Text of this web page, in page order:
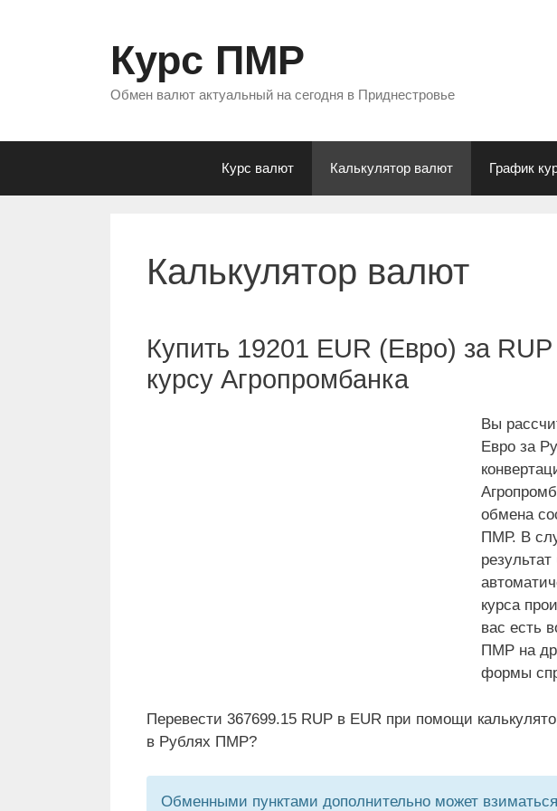
Курс ПМР
Обмен валют актуальный на сегодня в Приднестровье
Курс валют Калькулятор валют График
Калькулятор валют
Купить 19201 EUR (Евро) за
курсу Агропромбанка
Вы
Евро за
обмена
ПМР. В
курса
вас есть
ПМР на
формы
Перевести 367699.15 RUP в EUR при помощи
в Рублях ПМР?
Обменными пунктами дополнительно может